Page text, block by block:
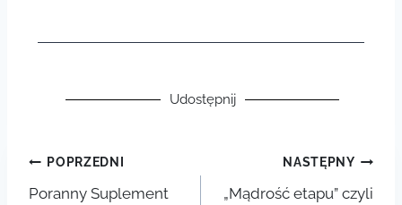
Udostępnij
POPRZEDNI
Poranny Suplement
NASTĘPNY
„Mądrość etapu” czyli